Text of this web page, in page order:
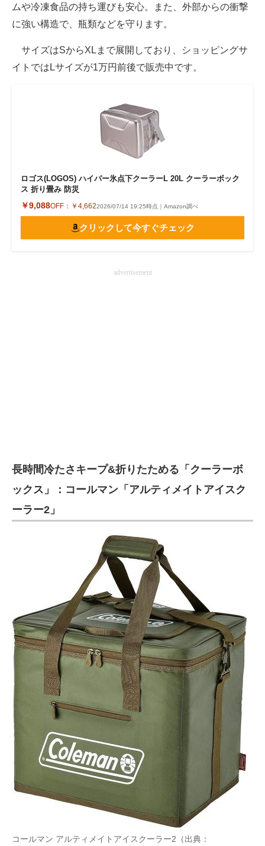
ムや冷凍食品の持ち運びも安心。また、外部からの衝撃
に強い構造で、瓶類などを守ります。
サイズはSからXLまで展開しており、ショッピングサ
イトではLサイズが1万円前後で販売中です。
ロゴス(LOGOS) ハイパー氷点下クーラーL 20L クーラーボック
ス 折り畳み 防災
￥9,088OFF： ￥4,6622026/07/14 19:25時点｜Amazon調べ
クリックして今すぐチェック
advertisement
長時間冷たさキープ&折りたためる「クーラーボ
ックス」：コールマン「アルティメイトアイスク
ーラー2」
コールマン アルティメイトアイスクーラー2（出典：